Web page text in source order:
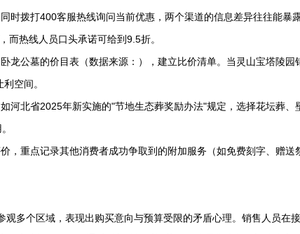
时拨打400客服热线询问当前优惠，两个渠道的信息差异往往能暴
而热线人员口头承诺可给到9.5折。
卧龙公墓的价目表（数据来源：），建立比价清单。当 灵山宝塔陵园
空间。
河北省2025年新实施的"节地生态葬奖励办法"规定，选择花坛葬、
，重点记录其他消费者成功争取到的附加服务（如免费刻字、赠送
多个区域，表现出购买意向与预算受限的矛盾心理。销售人员在